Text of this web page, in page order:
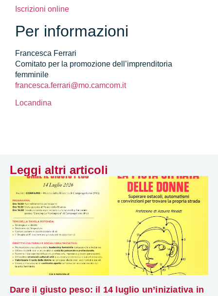
Iscrizioni online
Per informazioni
Francesca Ferrari
Comitato per la promozione dell’imprenditoria
femminile
francesca.ferrari@mo.camcom.it
Locandina
Leggi altri articoli
Dare il giusto peso: il 14 luglio un’iniziativa in